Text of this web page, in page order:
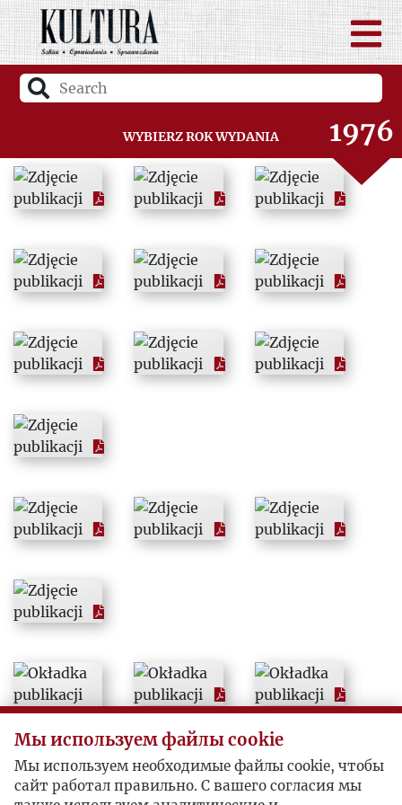
Wybierz rok wydania
1974
1975
1976
1977
1979
1980
1981
1984
1987
1988
1989
Мы используем файлы cookie
Мы используем необходимые файлы cookie, чтобы
сайт работал правильно. С вашего согласия мы